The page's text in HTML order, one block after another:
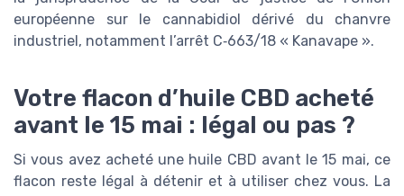
européenne sur le cannabidiol dérivé du chanvre
industriel, notamment l’arrêt C‑663/18 « Kanavape ».
Votre flacon d’huile CBD acheté
avant le 15 mai : légal ou pas ?
Si vous avez acheté une huile CBD avant le 15 mai, ce
flacon reste légal à détenir et à utiliser chez vous. La